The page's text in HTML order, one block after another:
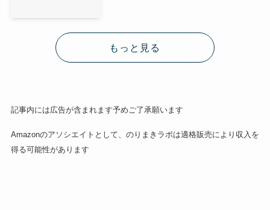
もっと見る
記事内には広告が含まれます予めご了承願います
Amazonのアソシエイトとして、のりまきラボは適格販売により収入を
得る可能性があります